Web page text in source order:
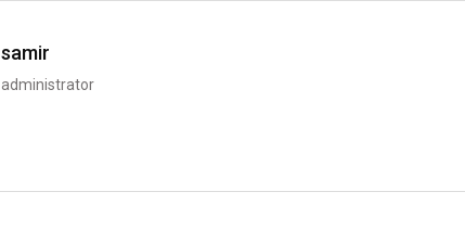
samir
administrator